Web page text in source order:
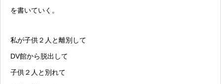
を書いていく。
私が子供２人と離別して
DV館から脱出して
子供２人と別れて